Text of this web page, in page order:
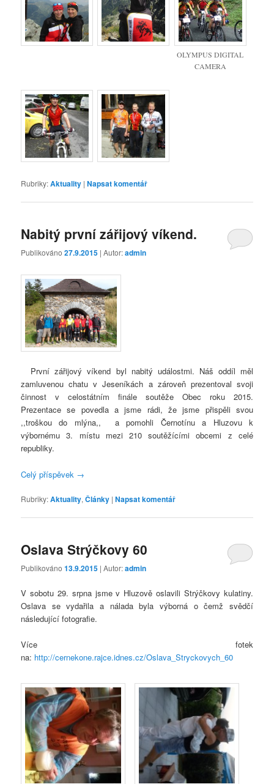
OLYMPUS DIGITAL
CAMERA
Rubriky:Aktuality |Napsat komentář
Nabitý první zářijový víkend.
Publikováno27.9.2015 | Autor:admin
První zářijový víkend byl nabitý událostmi. Náš oddíl měl
zamluvenou chatu v Jeseníkách a zároveň prezentoval svoji
činnost v celostátním finále soutěže Obec roku 2015.
Prezentace se povedla a jsme rádi, že jsme přispěli svou
,,troškou do mlýna,, a pomohli Černotínu a Hluzovu k
výbornému 3. místu mezi 210 soutěžícími obcemi z celé
republiky.
Celý příspěvek →
Rubriky:Aktuality,Články |Napsat komentář
Oslava Strýčkovy 60
Publikováno13.9.2015 | Autor:admin
V sobotu 29. srpna jsme v Hluzově oslavili Strýčkovy kulatiny.
Oslava se vydařila a nálada byla výborná o čemž svědčí
následující fotografie.
Více fotek
na: http://cernekone.rajce.idnes.cz/Oslava_Stryckovych_60